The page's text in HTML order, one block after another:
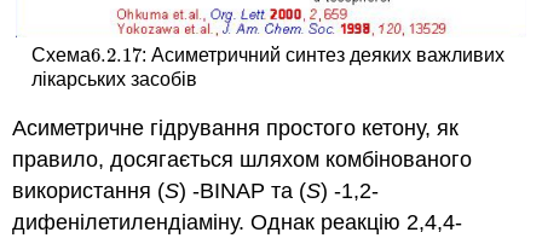
Схема6.2.17
6.2.17: Асиметричний синтез деяких важливих
лікарських засобів
Асиметричне гідрування простого кетону, як
правило, досягається шляхом комбінованого
використання (S) -BINAP та (S) -1,2-
дифенілетилендіаміну. Однак реакцію 2,4,4-